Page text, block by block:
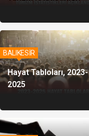
Hayat Tabloları, 2023-
2025
BALIKESİR